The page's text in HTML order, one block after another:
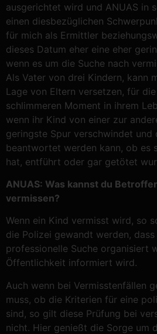
ausgerichtet wird und ANUAS in
einen diesbezüglichen
für mich als Ermittler
dieses Datum eher eine eher
wenn es um die Suche nach
Als Vater von drei Kindern, kann
Lage von Eltern versetzen, für
schlimmeren Moment in ihrem
wenn ihr Kind von einer zur
geringste Spur verschwindet und
beantwortet werden kann, ob es
hat, entführt oder gar getötet
ANUAS: Was kannst du
vermissen?
Wenn ein Kind vermisst wird, so
die Polizei gewandt werden,
professionelle Suche organisiert
Öffentlichkeit informiert wird.
Auch wenn bei Vermisstenfällen
muss, ob die Kriterien für eine
sind, so gilt diese Prüfung bei
nicht. Hier genießt die Sorge um